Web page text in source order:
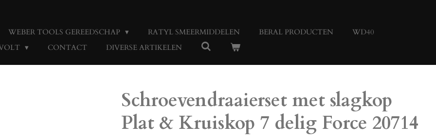
WEBER TOOLS GEREEDSCHAP RATYL SMEERMIDDELEN BERAL PRODUCTEN
WD40
CONTACT DIVERSE ARTIKELEN
Schroevendraaierset met slagkop
Plat & Kruiskop 7 delig Force 20714